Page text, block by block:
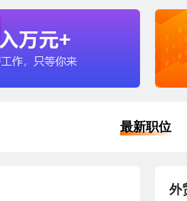
最新职位
外